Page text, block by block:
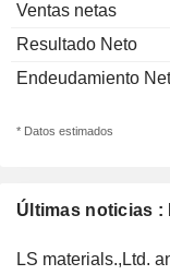
Últimas noticias :
LS materials.,Ltd.
Ventas netas
Resultado Neto
Endeudamiento
* Datos estimados